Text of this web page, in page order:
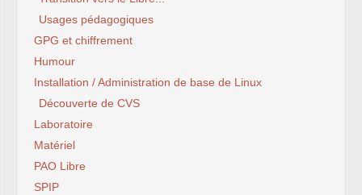
Usages pédagogiques
GPG et chiffrement
Humour
Installation / Administration de base de Linux
Découverte de CVS
Laboratoire
Matériel
PAO Libre
SPIP